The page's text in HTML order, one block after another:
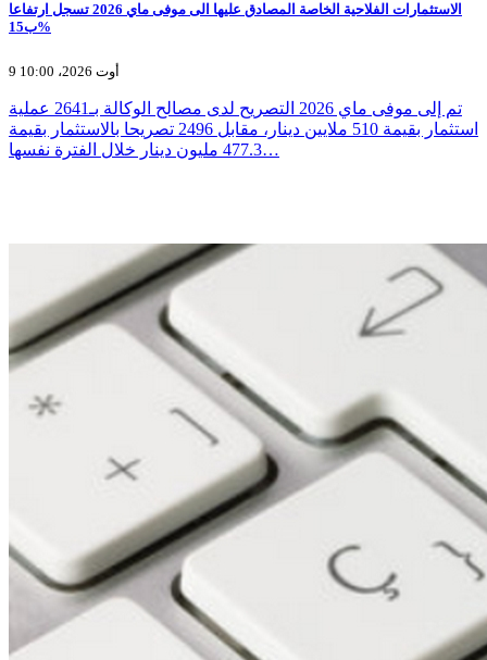
الاستثمارات الفلاحية الخاصة المصادق عليها الى موفى ماي 2026 تسجل ارتفاعا
ب15%
9 أوت 2026، 10:00
تم إلى موفى ماي 2026 التصريح لدى مصالح الوكالة بـ2641 عملية
استثمار بقيمة 510 ملايين دينار، مقابل 2496 تصريحا بالاستثمار بقيمة
477.3 مليون دينار خلال الفترة نفسها…